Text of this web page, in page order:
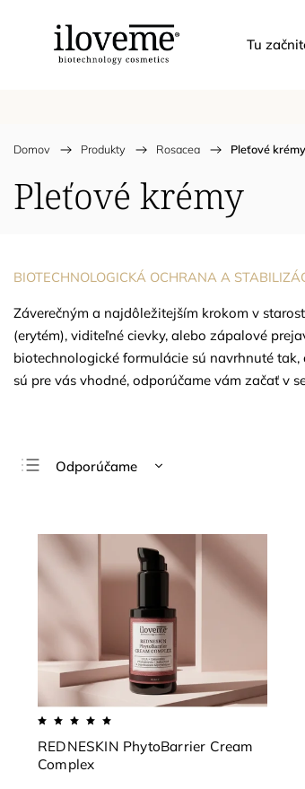
Tu
Domov / Produkty / Rosacea / Pleťové krémy
Pleťové krémy
BIOTECHNOLOGICKÁ OCHRANA A
Záverečným a najdôležitejším krokom v
(erytém), viditeľné cievky, alebo zápalové
biotechnologické formulácie sú navrhnuté
sú pre vás vhodné, odporúčame vám začať v
Odporúčame
Najpredávanejšie
Abecedne
REDNESKIN PhytoBarrier Cream
Complex